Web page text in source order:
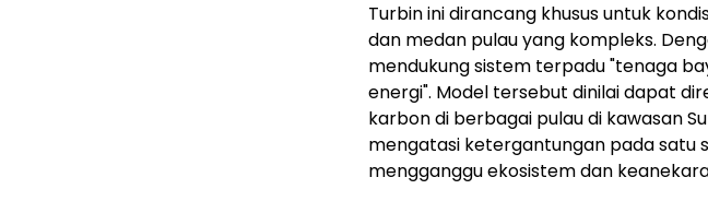
Turbin ini dirancang khusus untuk
dan medan pulau yang kompleks.
mendukung sistem terpadu "tenaga
energi". Model tersebut dinilai dapat
karbon di berbagai pulau di kawasan
mengatasi ketergantungan pada satu
mengganggu ekosistem dan